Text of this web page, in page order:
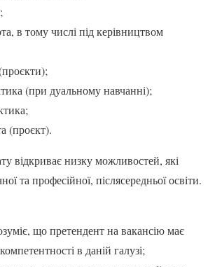
в тому числі під керівництвом
(при дуальному навчанні);
(проєкт).
відкриває низку можливостей, які
та професійної, післясередньої освіти.
що претендент на вакансію має
в даній галузі;